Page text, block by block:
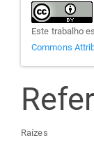
Este trabalho
Commons
Raízes